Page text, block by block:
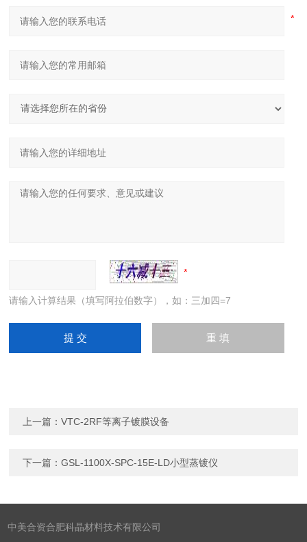
请输入计算结果（填写阿拉伯数字），如：三加四=7
上一篇：VTC-2RF等离子镀膜设备
下一篇：GSL-1100X-SPC-15E-LD小型蒸镀仪
中美合资合肥科晶材料技术有限公司